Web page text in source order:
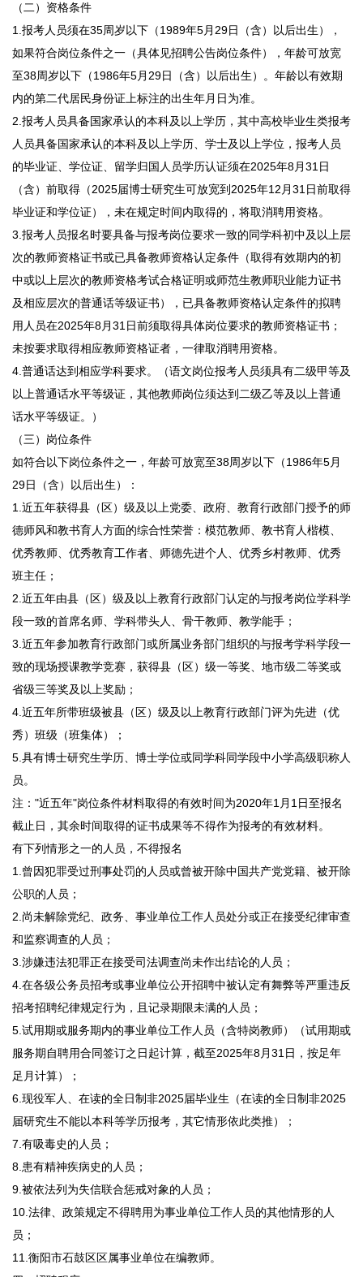
（二）资格条件
1.报考人员须在35周岁以下（1989年5月29日（含）以后出生），
如果符合岗位条件之一（具体见招聘公告岗位条件），年龄可放宽
至38周岁以下（1986年5月29日（含）以后出生）。年龄以有效期
内的第二代居民身份证上标注的出生年月日为准。
2.报考人员具备国家承认的本科及以上学历，其中高校毕业生类报考
人员具备国家承认的本科及以上学历、学士及以上学位，报考人员
的毕业证、学位证、留学归国人员学历认证须在2025年8月31日
（含）前取得（2025届博士研究生可放宽到2025年12月31日前取得
毕业证和学位证），未在规定时间内取得的，将取消聘用资格。
3.报考人员报名时要具备与报考岗位要求一致的同学科初中及以上层
次的教师资格证书或已具备教师资格认定条件（取得有效期内的初
中或以上层次的教师资格考试合格证明或师范生教师职业能力证书
及相应层次的普通话等级证书），已具备教师资格认定条件的拟聘
用人员在2025年8月31日前须取得具体岗位要求的教师资格证书；
未按要求取得相应教师资格证者，一律取消聘用资格。
4.普通话达到相应学科要求。（语文岗位报考人员须具有二级甲等及
以上普通话水平等级证，其他教师岗位须达到二级乙等及以上普通
话水平等级证。）
（三）岗位条件
如符合以下岗位条件之一，年龄可放宽至38周岁以下（1986年5月
29日（含）以后出生）：
1.近五年获得县（区）级及以上党委、政府、教育行政部门授予的师
德师风和教书育人方面的综合性荣誉：模范教师、教书育人楷模、
优秀教师、优秀教育工作者、师德先进个人、优秀乡村教师、优秀
班主任；
2.近五年由县（区）级及以上教育行政部门认定的与报考岗位学科学
段一致的首席名师、学科带头人、骨干教师、教学能手；
3.近五年参加教育行政部门或所属业务部门组织的与报考学科学段一
致的现场授课教学竞赛，获得县（区）级一等奖、地市级二等奖或
省级三等奖及以上奖励；
4.近五年所带班级被县（区）级及以上教育行政部门评为先进（优
秀）班级（班集体）；
5.具有博士研究生学历、博士学位或同学科同学段中小学高级职称人
员。
注："近五年"岗位条件材料取得的有效时间为2020年1月1日至报名
截止日，其余时间取得的证书成果等不得作为报考的有效材料。
有下列情形之一的人员，不得报名
1.曾因犯罪受过刑事处罚的人员或曾被开除中国共产党党籍、被开除
公职的人员；
2.尚未解除党纪、政务、事业单位工作人员处分或正在接受纪律审查
和监察调查的人员；
3.涉嫌违法犯罪正在接受司法调查尚未作出结论的人员；
4.在各级公务员招考或事业单位公开招聘中被认定有舞弊等严重违反
招考招聘纪律规定行为，且记录期限未满的人员；
5.试用期或服务期内的事业单位工作人员（含特岗教师）（试用期或
服务期自聘用合同签订之日起计算，截至2025年8月31日，按足年
足月计算）；
6.现役军人、在读的全日制非2025届毕业生（在读的全日制非2025
届研究生不能以本科等学历报考，其它情形依此类推）；
7.有吸毒史的人员；
8.患有精神疾病史的人员；
9.被依法列为失信联合惩戒对象的人员；
10.法律、政策规定不得聘用为事业单位工作人员的其他情形的人
员；
11.衡阳市石鼓区区属事业单位在编教师。